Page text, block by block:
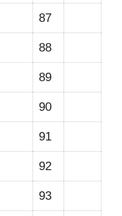
87
88
89
90
91
92
93